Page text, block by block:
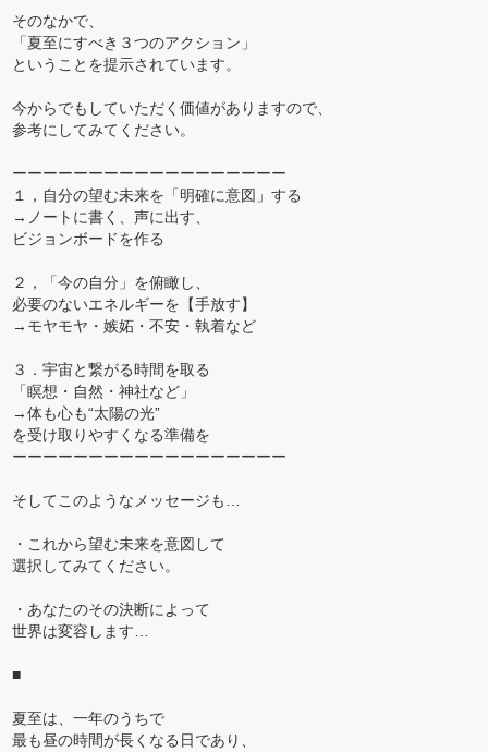
そのなかで、
「夏至にすべき３つのアクション」
ということを提示されています。
今からでもしていただく価値がありますので、
参考にしてみてください。
ーーーーーーーーーーーーーーーーーー
１，自分の望む未来を「明確に意図」する
→ノートに書く、声に出す、
ビジョンボードを作る
２，「今の自分」を俯瞰し、
必要のないエネルギーを【手放す】
→モヤモヤ・嫉妬・不安・執着など
３．宇宙と繋がる時間を取る
「瞑想・自然・神社など」
→体も心も“太陽の光”
を受け取りやすくなる準備を
ーーーーーーーーーーーーーーーーーー
そしてこのようなメッセージも…
・これから望む未来を意図して
選択してみてください。
・あなたのその決断によって
世界は変容します…
■
夏至は、一年のうちで
最も昼の時間が長くなる日であり、